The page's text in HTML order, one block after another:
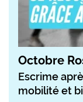
Octobre
Escrime
mobilité et